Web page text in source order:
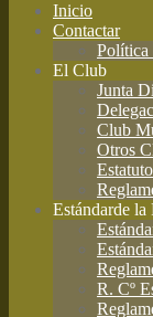
Inicio
Contactar
Política
El Club
Junta
Club
Otros
Estándarde la
R. Cº